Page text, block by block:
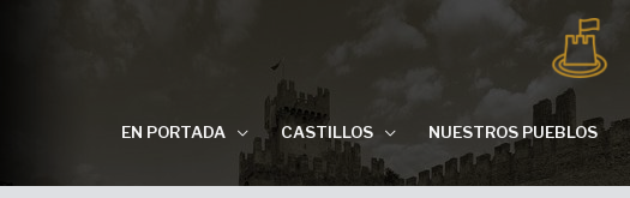
EN PORTADA CASTILLOS NUESTROS PUEBLOS